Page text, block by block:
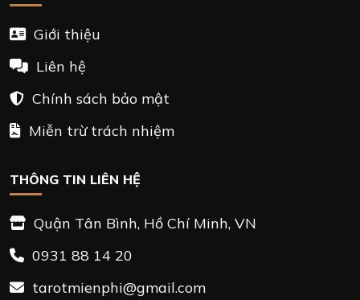
Giới thiệu
Liên hệ
Chính sách bảo mật
Miễn trừ trách nhiệm
THÔNG TIN LIÊN HỆ
Quận Tân Bình, Hồ Chí Minh, VN
0931 88 14 20
tarotmienphi@gmail.com